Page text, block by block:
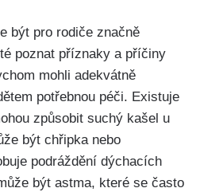
být pro rodiče značně
poznat příznaky a příčiny
mohli adekvátně
potřebnou péči. Existuje
způsobit suchý kašel u
být chřipka⁣ nebo​
podráždění dýchacích
být astma, ⁢které se často